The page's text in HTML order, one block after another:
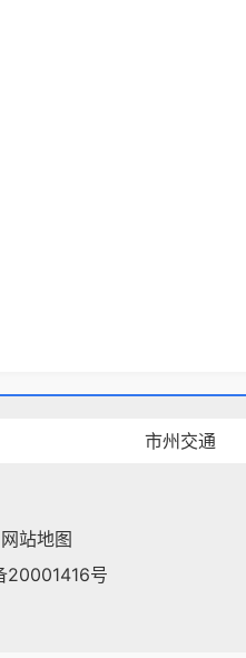
市州交通
网站地图
20001416号